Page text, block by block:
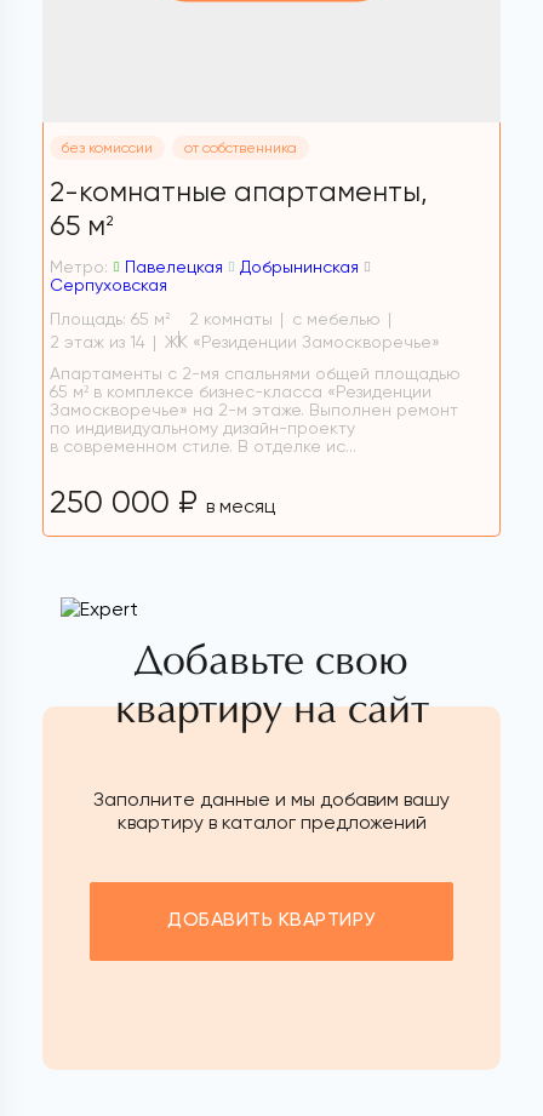
без комиссии от собственника
2-комнатные апартаменты,
65 м2
Метро: Павелецкая
Добрынинская
Серпуховская
Площадь: 65 м 2 2 комнаты
с мебелью
2 этаж из 14
ЖК «Резиденции Замоскворечье»
Апартаменты с 2-мя спальнями общей площадью
65 м² в комплексе бизнес-класса «Резиденции
Замоскворечье» на 2-м этаже. Выполнен ремонт
по индивидуальному дизайн-проекту
в современном стиле. В отделке ис...
250 000 ₽ в месяц
Добавьте свою
квартиру на сайт
Заполните данные и мы добавим вашу
квартиру в каталог предложений
ДОБАВИТЬ КВАРТИРУ